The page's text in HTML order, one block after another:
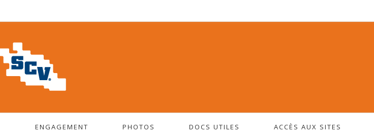
ENGAGEMENT PHOTOS DOCS UTILES ACCÈS AUX SITES